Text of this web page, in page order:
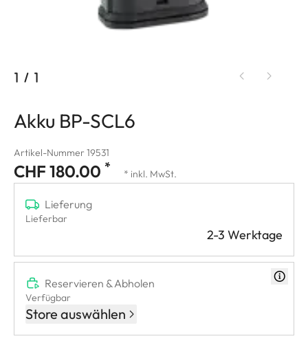
1 / 1
Akku BP-SCL6
Artikel-Nummer 19531
CHF 180.00 * * inkl. MwSt.
Lieferung
Lieferbar
2-3 Werktage
Reservieren & Abholen
Verfügbar
Store auswählen